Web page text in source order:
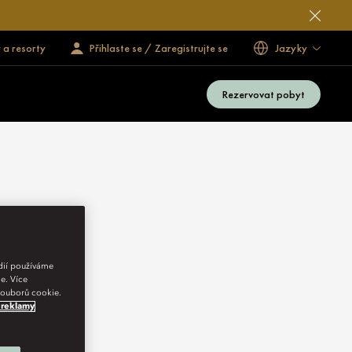
a resorty Přihlaste se / Zaregistrujte se Jazyky
Rezervovat pobyt
používáme
Více
cookie.